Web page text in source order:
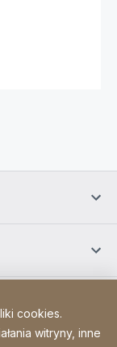
cookies.
witryny, inne